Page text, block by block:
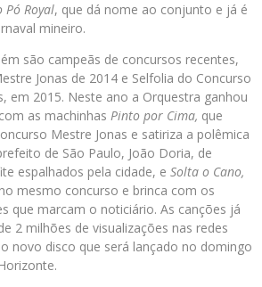
Pó Royal, que dá nome ao conjunto e já é
mineiro.
são campeãs de concursos recentes,
Jonas de 2014 e Selfolia do Concurso
em 2015. Neste ano a Orquestra ganhou
as machinhas Pinto por Cima, que
Mestre Jonas e satiriza a polêmica
de São Paulo, João Doria, de
espalhados pela cidade, e Solta o Cano,
mesmo concurso e brinca com os
que marcam o noticiário. As canções já
2 milhões de visualizações nas redes
novo disco que será lançado no domingo